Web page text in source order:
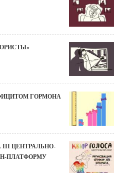
ГОРМОНА
III ЦЕНТРАЛЬНО-
ПЛАТФОРМУ